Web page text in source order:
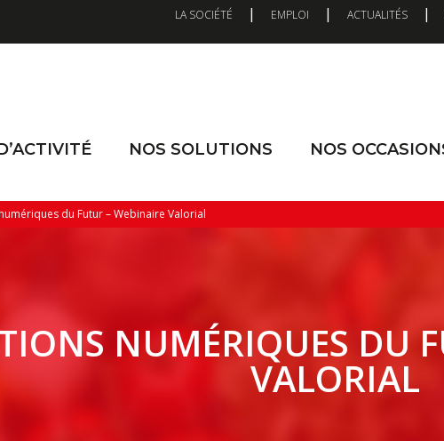
LA SOCIÉTÉ | EMPLOI | ACTUALITÉS |
NOS SOLUTIONS NOS
du Futur – Webinaire Valorial
NUMÉRIQUES DU
VALORIAL